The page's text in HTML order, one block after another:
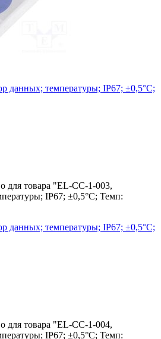
данных; температуры; IP67; ±0,5°C;
для товара "EL-CC-1-003,
IP67; ±0,5°C; Темп:
данных; температуры; IP67; ±0,5°C;
для товара "EL-CC-1-004,
IP67; ±0,5°C; Темп: